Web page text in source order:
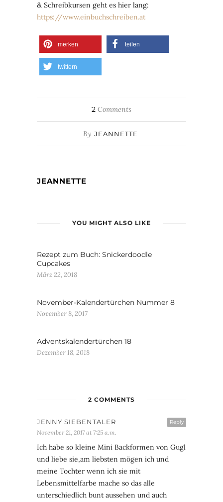
& Schreibkursen geht es hier lang:
https://www.einbuchschreiben.at
merken teilen
twittern
2 Comments
By JEANNETTE
JEANNETTE
YOU MIGHT ALSO LIKE
Rezept zum Buch: Snickerdoodle
Cupcakes
März 22, 2018
November-Kalendertürchen Nummer 8
November 8, 2017
Adventskalendertürchen 18
Dezember 18, 2018
2 COMMENTS
Reply
JENNY SIEBENTALER
November 21, 2017 at 7:25 a.m.
Ich habe so kleine Mini Backformen von Gugl
und liebe sie,am liebsten mögen ich und
meine Tochter wenn ich sie mit
Lebensmittelfarbe mache so das alle
unterschiedlich bunt aussehen und auch